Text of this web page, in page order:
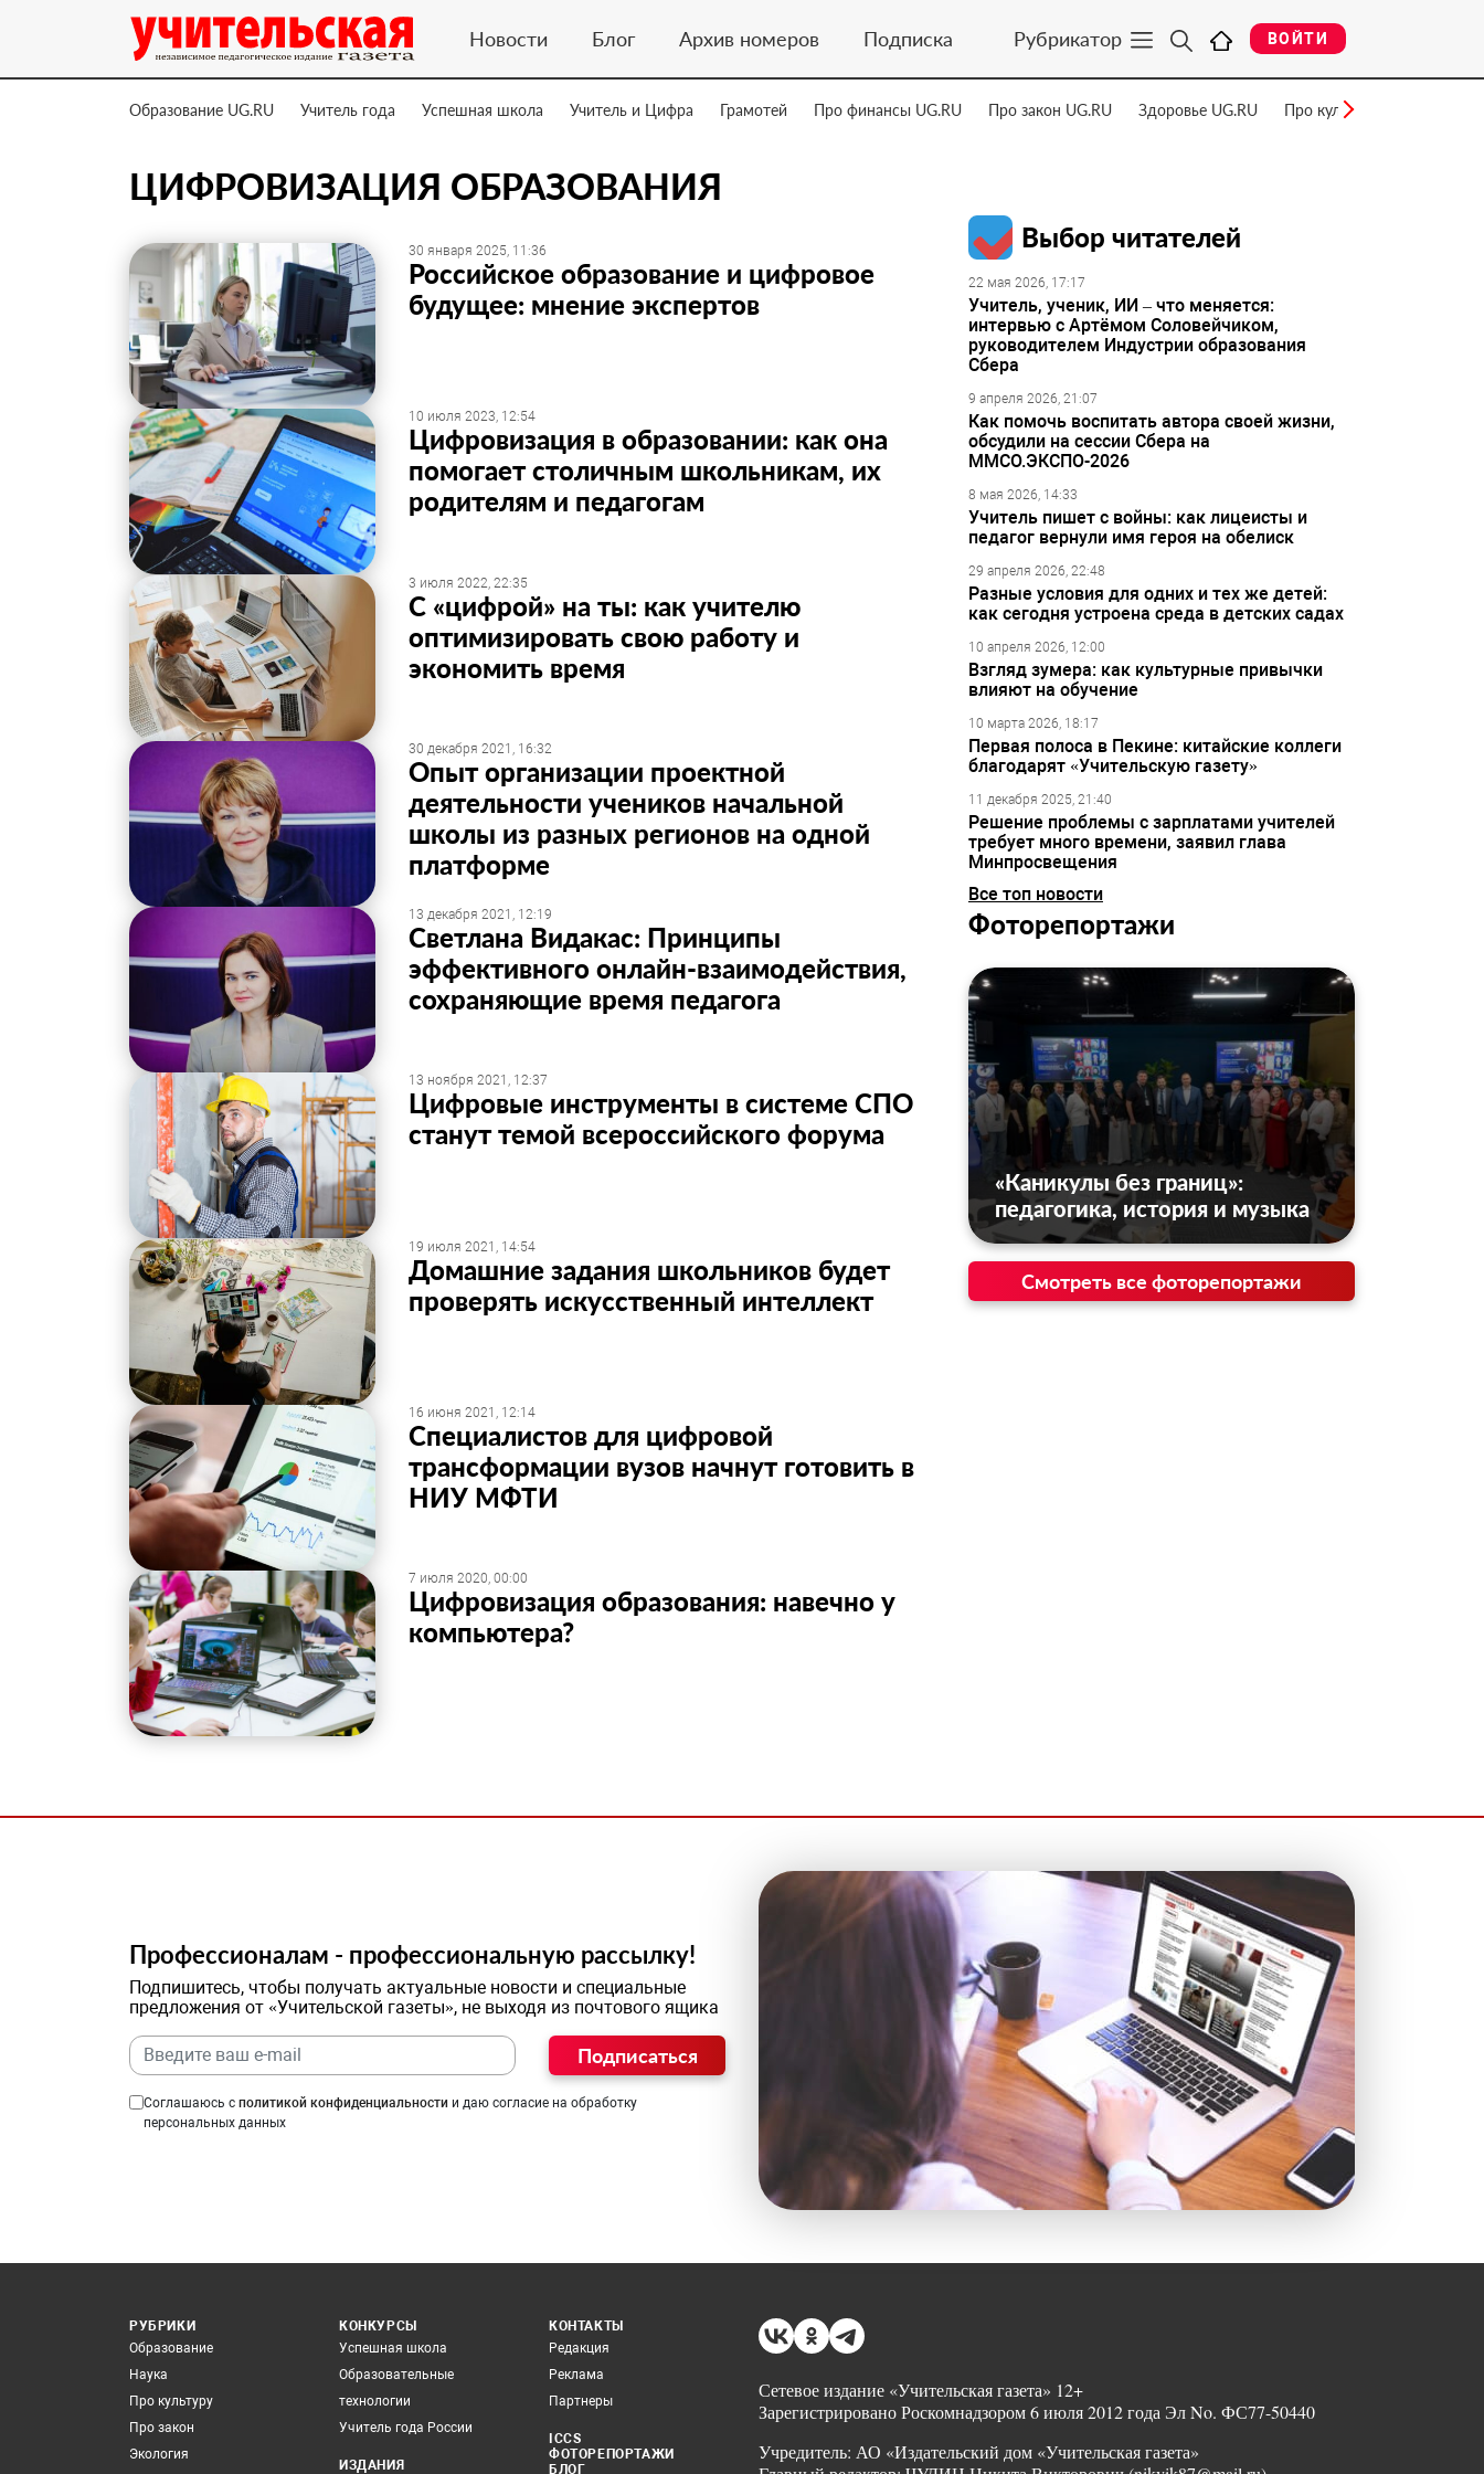
Новости Блог Архив номеров Подписка Рубрикатор ВОЙТИ
Образование UG.RU Учитель года Успешная школа Учитель и Цифра Грамотей Про финансы UG.RU Про закон UG.RU Здоровье UG.RU Про культуру UG.RU
ЦИФРОВИЗАЦИЯ ОБРАЗОВАНИЯ
30 января 2025, 11:36
Российское образование и цифровое
будущее: мнение экспертов
10 июля 2023, 12:54
Цифровизация в образовании: как она
помогает столичным школьникам, их
родителям и педагогам
3 июля 2022, 22:35
С «цифрой» на ты: как учителю
оптимизировать свою работу и
экономить время
30 декабря 2021, 16:32
Опыт организации проектной
деятельности учеников начальной
школы из разных регионов на одной
платформе
13 декабря 2021, 12:19
Светлана Видакас: Принципы
эффективного онлайн-взаимодействия,
сохраняющие время педагога
13 ноября 2021, 12:37
Цифровые инструменты в системе СПО
станут темой всероссийского форума
19 июля 2021, 14:54
Домашние задания школьников будет
проверять искусственный интеллект
16 июня 2021, 12:14
Специалистов для цифровой
трансформации вузов начнут готовить в
НИУ МФТИ
7 июля 2020, 00:00
Цифровизация образования: навечно у
компьютера?
Выбор читателей
22 мая 2026, 17:17
Учитель, ученик, ИИ – что меняется:
интервью с Артёмом Соловейчиком,
руководителем Индустрии образования
Сбера
9 апреля 2026, 21:07
Как помочь воспитать автора своей жизни,
обсудили на сессии Сбера на
ММСО.ЭКСПО-2026
8 мая 2026, 14:33
Учитель пишет с войны: как лицеисты и
педагог вернули имя героя на обелиск
29 апреля 2026, 22:48
Разные условия для одних и тех же детей:
как сегодня устроена среда в детских садах
10 апреля 2026, 12:00
Взгляд зумера: как культурные привычки
влияют на обучение
10 марта 2026, 18:17
Первая полоса в Пекине: китайские коллеги
благодарят «Учительскую газету»
11 декабря 2025, 21:40
Решение проблемы с зарплатами учителей
требует много времени, заявил глава
Минпросвещения
Все топ новости
Фоторепортажи
«Каникулы без границ»:
педагогика, история и музыка
Смотреть все фоторепортажи
Профессионалам - профессиональную рассылку!
Подпишитесь, чтобы получать актуальные новости и специальные
предложения от «Учительской газеты», не выходя из почтового ящика
Подписаться
Соглашаюсь с политикой конфиденциальности и даю согласие на обработку
персональных данных
РУБРИКИ
Образование
Наука
Про культуру
Про закон
Экология
КОНКУРСЫ
Успешная школа
Образовательные
технологии
Учитель года России
ИЗДАНИЯ
КОНТАКТЫ
Редакция
Реклама
Партнеры
ICCS
ФОТОРЕПОРТАЖИ
БЛОГ
Сетевое издание «Учительская газета» 12+
Зарегистрировано Роскомнадзором 6 июля 2012 года Эл No. ФС77-50440
Учредитель: АО «Издательский дом «Учительская газета»